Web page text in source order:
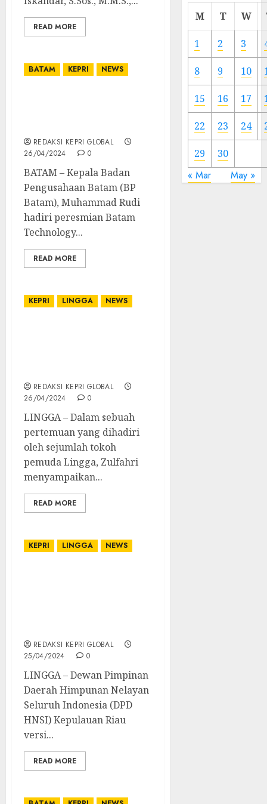
READ MORE
BATAM KEPRI NEWS
REDAKSI KEPRI GLOBAL
26/04/2024
0
BATAM – Kepala Badan
Pengusahaan Batam (BP
Batam), Muhammad Rudi
hadiri peresmian Batam
Technology...
READ MORE
KEPRI LINGGA NEWS
REDAKSI KEPRI GLOBAL
26/04/2024
0
LINGGA – Dalam sebuah
pertemuan yang dihadiri
oleh sejumlah tokoh
pemuda Lingga, Zulfahri
menyampaikan...
READ MORE
KEPRI LINGGA NEWS
REDAKSI KEPRI GLOBAL
25/04/2024
0
LINGGA – Dewan Pimpinan
Daerah Himpunan Nelayan
Seluruh Indonesia (DPD
HNSI) Kepulauan Riau
versi...
READ MORE
Cermin
Ada
Artis
Ibu
Kota
23/11/
M T W
1 2 3
8 9 10
15 16 17
22 23 24
29 30
« Mar May »